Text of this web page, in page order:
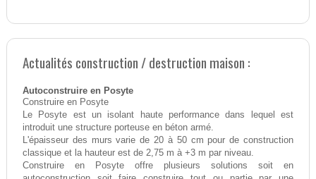
Actualités construction / destruction maison :
Autoconstruire en Posyte
Construire en Posyte
Le Posyte est un isolant haute performance dans lequel est
introduit une structure porteuse en béton armé.
L'épaisseur des murs varie de 20 à 50 cm pour de construction
classique et la hauteur est de 2,75 m à +3 m par niveau.
Construire en Posyte offre plusieurs solutions soit en